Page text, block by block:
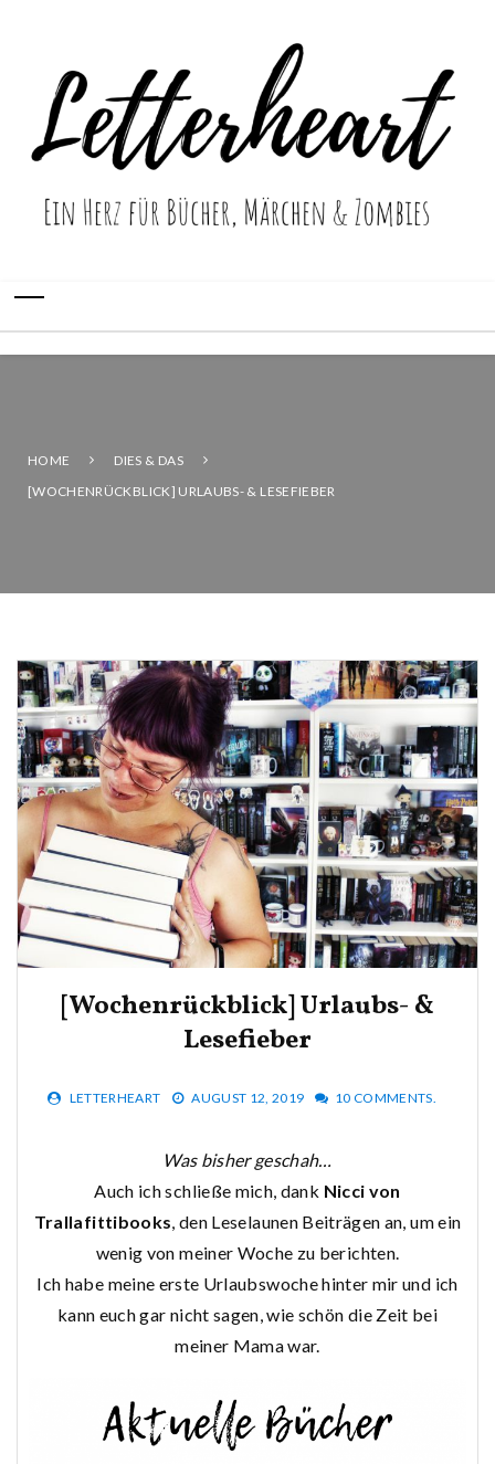
HOME
DIES & DAS
[WOCHENRÜCKBLICK] URLAUBS- & LESEFIEBER
[Wochenrückblick] Urlaubs- &
Lesefieber
LETTERHEART AUGUST 12, 2019 10 COMMENTS.
Was bisher geschah…
Auch ich schließe mich, dank Nicci von
Trallafittibooks , den Leselaunen Beiträgen an, um ein
wenig von meiner Woche zu berichten.
Ich habe meine erste Urlaubswoche hinter mir und ich
kann euch gar nicht sagen, wie schön die Zeit bei
meiner Mama war.